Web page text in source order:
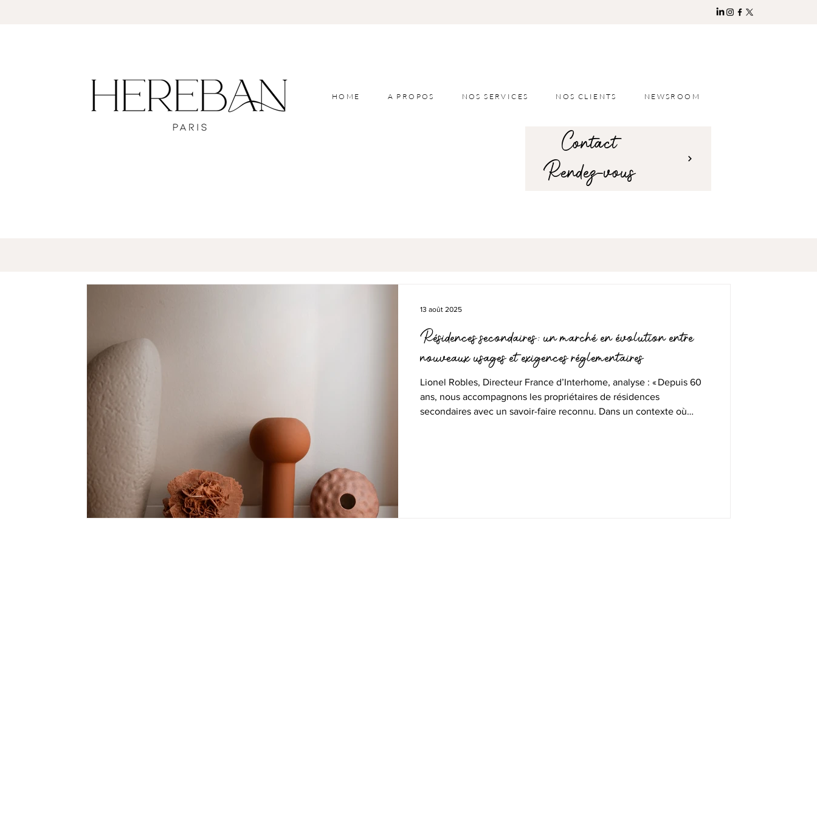
HOME A PROPOS NOS SERVICES NOS CLIENTS NEWSROOM
Rendez-vous
Contact
Résidences secondaires : un marché en évolution entre
nouveaux usages et exigences réglementaires
Lionel Robles, Directeur France d’Interhome, analyse : « Depuis 60
ans, nous accompagnons les propriétaires de résidences
secondaires avec un savoir-faire reconnu. Dans un contexte où
13 août 2025